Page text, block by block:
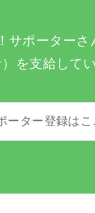
サポーターさ
）を支給して
ーター登録はこ